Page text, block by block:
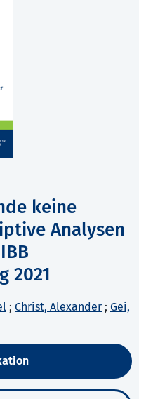
keine
Analysen
2021
; Christ, Alexander ; Gei,